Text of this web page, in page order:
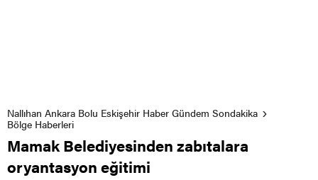
Nallıhan Ankara Bolu Eskişehir Haber Gündem Sondakika
Bölge Haberleri
Mamak Belediyesinden zabıtalara
oryantasyon eğitimi